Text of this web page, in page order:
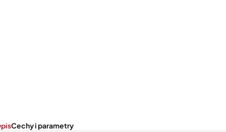
Cechy i parametry